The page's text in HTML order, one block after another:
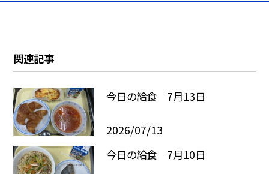
関連記事
今日の給食 7月13日
2026/07/13
今日の給食 7月10日